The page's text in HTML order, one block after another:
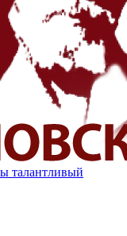
талантливый